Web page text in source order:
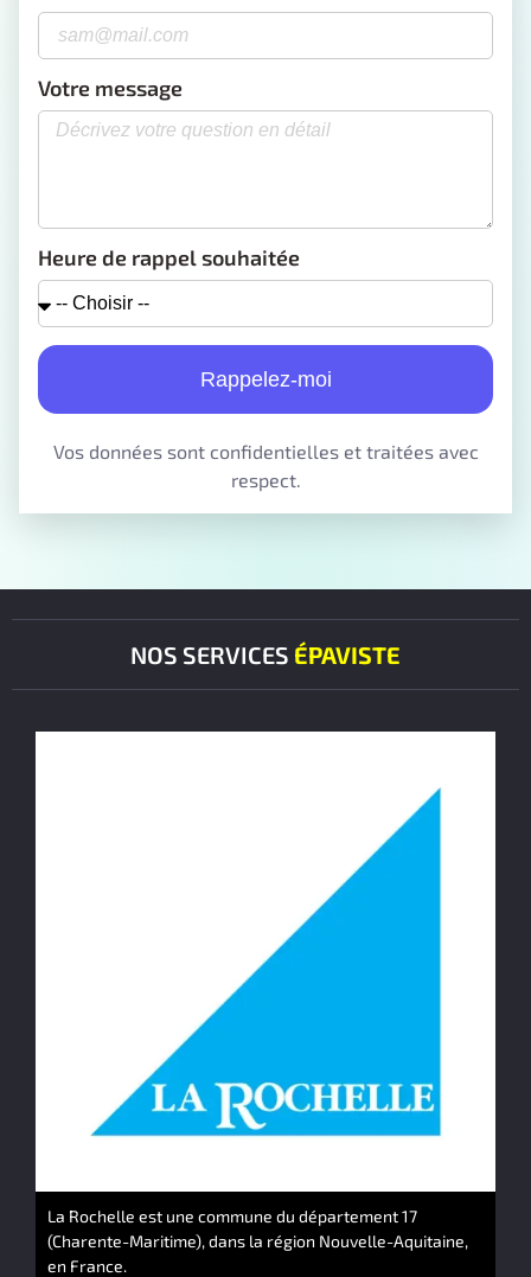
Votre message
Heure de rappel souhaitée
Rappelez-moi
Vos données sont confidentielles et traitées avec
respect.
NOS SERVICES ÉPAVISTE
La Rochelle est une commune du département 17
(Charente-Maritime), dans la région Nouvelle-Aquitaine,
en France.